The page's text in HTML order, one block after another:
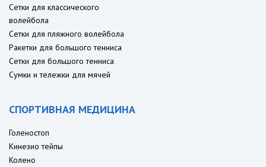
Сетки для классического
волейбола
Сетки для пляжного волейбола
Ракетки для большого тенниса
Сетки для большого тенниса
Сумки и тележки для мячей
СПОРТИВНАЯ МЕДИЦИНА
Голеностоп
Кинезио тейпы
Колено